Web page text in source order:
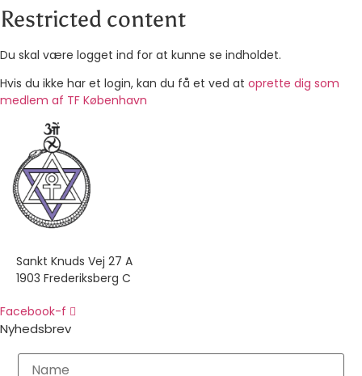
Restricted content
Du skal være logget ind for at kunne se indholdet.
Hvis du ikke har et login, kan du få et ved at oprette dig som
medlem af TF København
Sankt Knuds Vej 27 A
1903 Frederiksberg C
Facebook-f
Nyhedsbrev